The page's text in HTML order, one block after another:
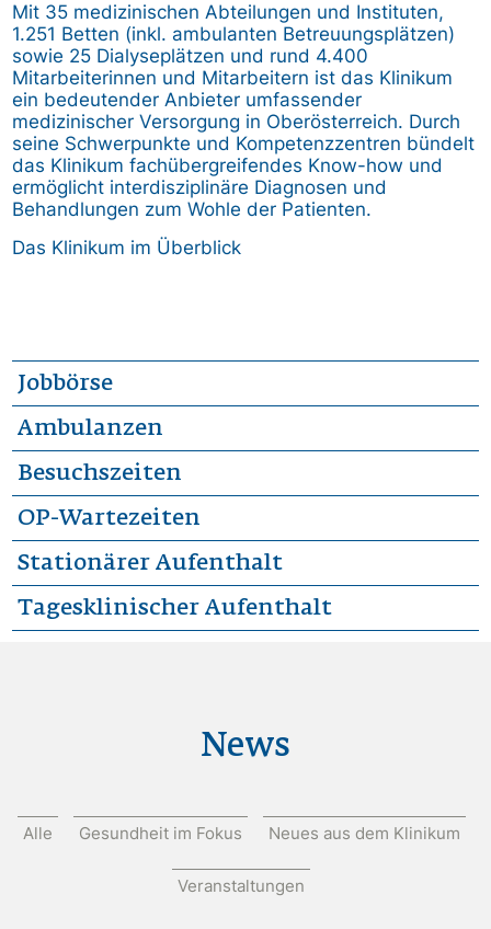
Mit 35 medizinischen Abteilungen und Instituten,
1.251 Betten (inkl. ambulanten Betreuungsplätzen)
sowie 25 Dialyseplätzen und rund 4.400
Mitarbeiterinnen und Mitarbeitern ist das Klinikum
ein bedeutender Anbieter umfassender
medizinischer Versorgung in Oberösterreich. Durch
seine Schwerpunkte und Kompetenzzentren bündelt
das Klinikum fachübergreifendes Know-how und
ermöglicht interdisziplinäre Diagnosen und
Behandlungen zum Wohle der Patienten.
Das Klinikum im Überblick
Jobbörse
Ambulanzen
Besuchszeiten
OP-Wartezeiten
Stationärer Aufenthalt
Tagesklinischer Aufenthalt
News
Alle Gesundheit im Fokus Neues aus dem Klinikum
Veranstaltungen